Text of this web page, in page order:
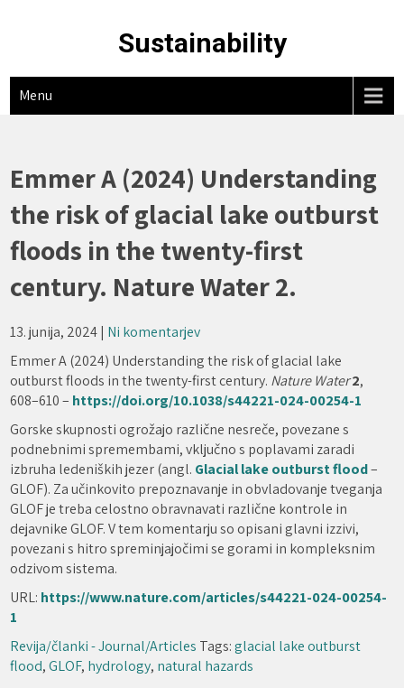
Sustainability
Menu
Emmer A (2024) Understanding
the risk of glacial lake outburst
floods in the twenty-first
century. Nature Water 2.
13. junija, 2024| Ni komentarjev
Emmer A (2024) Understanding the risk of glacial lake
outburst floods in the twenty-first century. Nature Water2,
608–610 – https://doi.org/10.1038/s44221-024-00254-1
Gorske skupnosti ogrožajo različne nesreče, povezane s
podnebnimi spremembami, vključno s poplavami zaradi
izbruha ledeniških jezer (angl. Glacial lake outburst flood–
GLOF). Za učinkovito prepoznavanje in obvladovanje tveganja
GLOF je treba celostno obravnavati različne kontrole in
dejavnike GLOF. V tem komentarju so opisani glavni izzivi,
povezani s hitro spreminjajočimi se gorami in kompleksnim
odzivom sistema.
URL: https://www.nature.com/articles/s44221-024-00254-
1
Revija/članki - Journal/Articles Tags:glacial lake outburst
flood,GLOF, hydrology, natural hazards